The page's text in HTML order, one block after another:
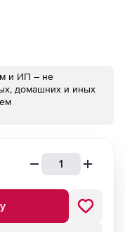
и ИП – не
домашних и иных